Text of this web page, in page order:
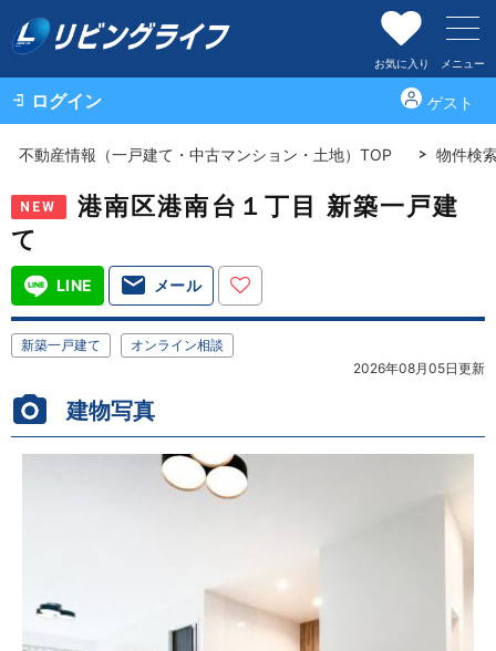
お気に入り メニュー
ログイン ゲスト
不動産情報（一戸建て・中古マンション・土地）TOP 物件検
NEW
港南区港南台１丁目 新築一戸建
て
LINE メール
新築一戸建て
オンライン相談
2026年08月05日更新
建物写真